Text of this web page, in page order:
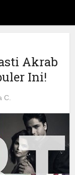
Akrab
Ini!
C.